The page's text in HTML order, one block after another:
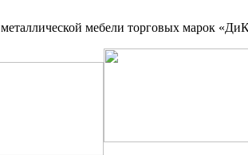
металлической мебели торговых марок